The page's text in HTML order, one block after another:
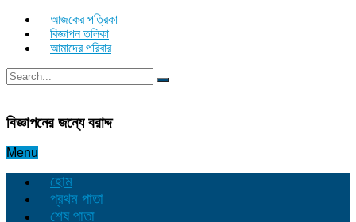
আজকের পত্রিকা
বিজ্ঞাপন তলিকা
আমাদের পরিবার
বিজ্ঞাপনের জন্যে বরাদ্দ
Menu
হোম
প্রথম পাতা
শেষ পাতা